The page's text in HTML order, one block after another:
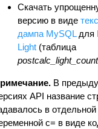
Скачать
версию в виде
дампа MySQLдля
Light (таблица
В
API название
в отдельной
c= в виде